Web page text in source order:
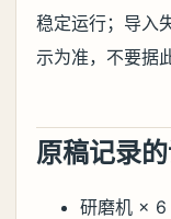
稳定运行；导入
示为准，不要据
原稿记录
研磨机 × 6